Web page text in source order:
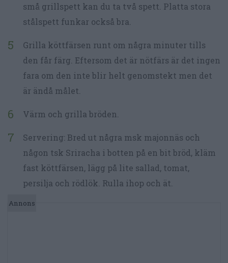
små grillspett kan du ta två spett. Platta stora
stålspett funkar också bra.
Grilla köttfärsen runt om några minuter tills
den får färg. Eftersom det är nötfärs är det ingen
fara om den inte blir helt genomstekt men det
är ändå målet.
Värm och grilla bröden.
Servering: Bred ut några msk majonnäs och
någon tsk Sriracha i botten på en bit bröd, kläm
fast köttfärsen, lägg på lite sallad, tomat,
persilja och rödlök. Rulla ihop och ät.